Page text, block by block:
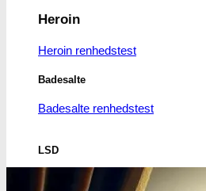
Heroin
Heroin renhedstest
Badesalte
Badesalte renhedstest
LSD
LSD renhedstest